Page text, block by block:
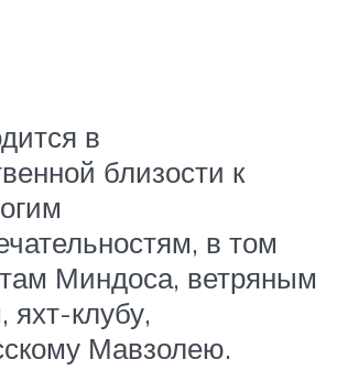
в
близости к
в том
Миндоса, ветряным
клубу,
Мавзолею.